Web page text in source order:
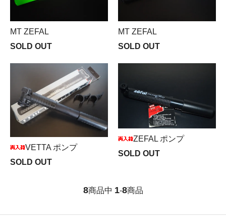
MT ZEFAL
SOLD OUT
MT ZEFAL
SOLD OUT
VETTA ポンプ
SOLD OUT
ZEFAL ポンプ
SOLD OUT
8商品中 1-8商品